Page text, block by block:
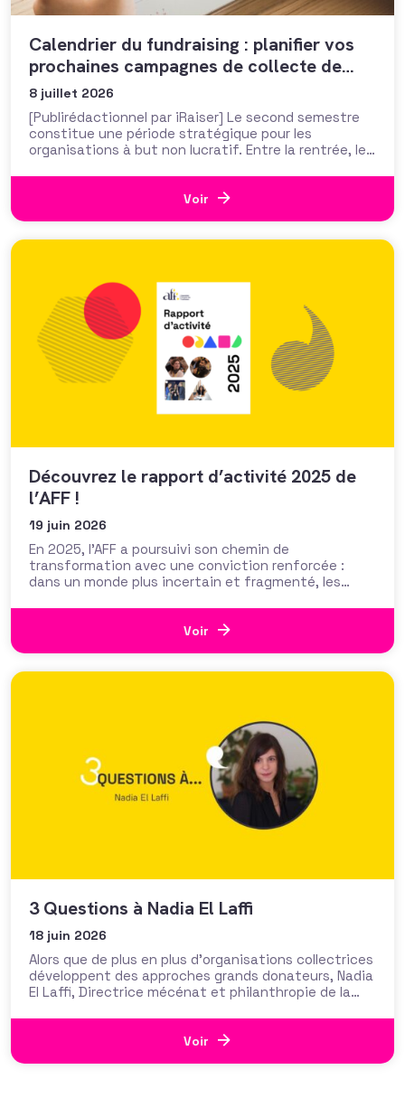
Calendrier du fundraising : planifier vos
prochaines campagnes de collecte de
dons
8 juillet 2026
[Publirédactionnel par iRaiser] Le second semestre
constitue une période stratégique pour les
organisations à but non lucratif. Entre la rentrée, les
de collecte de dons. Dans un contexte où les
Voir
Découvrez le rapport d’activité 2025 de
l’AFF !
19 juin 2026
En 2025, l’AFF a poursuivi son chemin de
transformation avec une conviction renforcée :
dans un monde plus incertain et fragmenté, les
lieu, nous continuons de le faire vivre . Avec
Voir
3 Questions à Nadia El Laffi
18 juin 2026
Alors que de plus en plus d’organisations collectrices
développent des approches grands donateurs, Nadia
El Laffi, Directrice mécénat et philanthropie de la
sollicitation des « grands dos », les compétences
Voir